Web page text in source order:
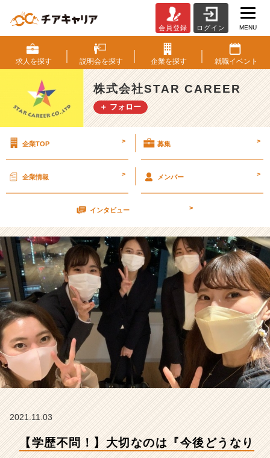
歴
不
問！】
大
切
な
後
な
り
い
か』
で
す！
【株
式
会
社
S
A
C
R
会員登録 ログイン MENU
求人を探す 説明会を探す 企業を探す 就職イベント
株式会社STAR CAREER
＋ フォロー
企業TOP > 募集 >
企業情報 > メンバー >
インタビュー >
2021.11.03
【学歴不問！】大切なのは『今後どうなり